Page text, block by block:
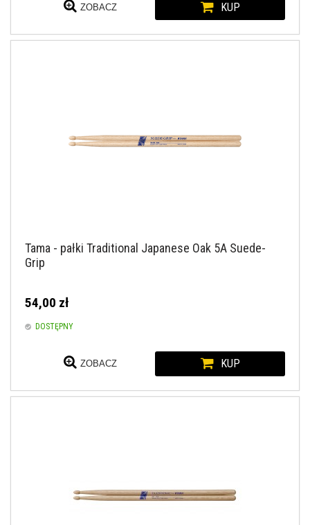
ZOBACZ KUP
Tama - pałki Traditional Japanese Oak 5A Suede-
Grip
54,00 zł
DOSTĘPNY
ZOBACZ KUP